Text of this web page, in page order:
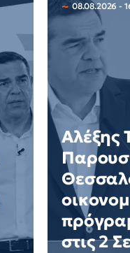
08.08.2026 -
Αλέξης
στις 2